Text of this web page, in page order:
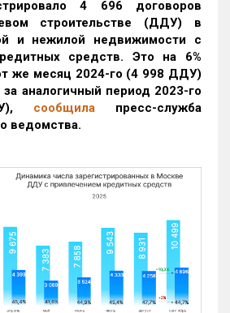
4 696 договоров
строительстве (ДДУ) в
и нежилой недвижимости с
средств. Это на 6%
же месяц 2024-го (4 998 ДДУ)
аналогичный период 2023-го
, сообщила пресс-служба
ведомства.